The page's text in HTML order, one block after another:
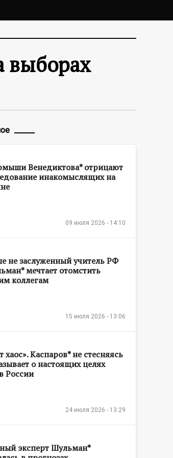
выборах
Венедиктова* отрицают
инакомыслящих на
09 июля 2026 - 14:10
не заслуженный учитель РФ
мечтает отомстить
коллегам
15 июля 2026 - 13:06
хаос». Каспаров* не стесняясь
о настоящих целях
России
24 июля 2026 - 13:29
эксперт Шульман*